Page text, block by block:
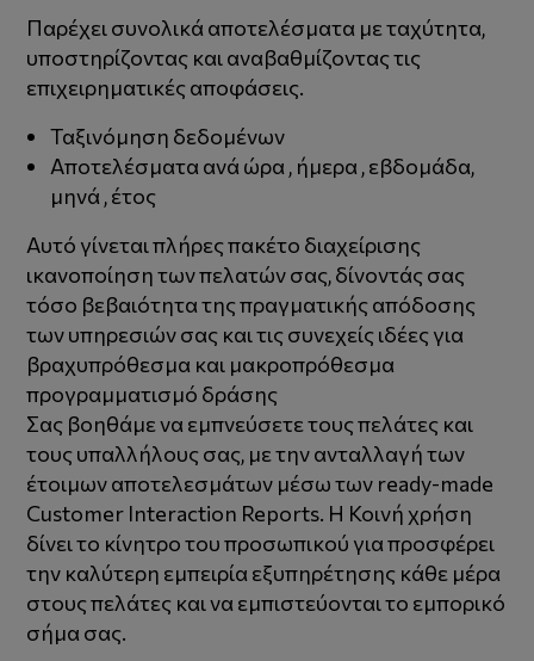
Παρέχει συνολικά αποτελέσματα με ταχύτητα,
υποστηρίζοντας και αναβαθμίζοντας τις
επιχειρηματικές αποφάσεις.
Ταξινόμηση δεδομένων
Αποτελέσματα ανά ώρα , ήμερα , εβδομάδα,
μηνά , έτος
Αυτό γίνεται πλήρες πακέτο διαχείρισης
ικανοποίηση των πελατών σας, δίνοντάς σας
τόσο βεβαιότητα της πραγματικής απόδοσης
των υπηρεσιών σας και τις συνεχείς ιδέες για
βραχυπρόθεσμα και μακροπρόθεσμα
προγραμματισμό δράσης
Σας βοηθάμε να εμπνεύσετε τους πελάτες και
τους υπαλλήλους σας, με την ανταλλαγή των
έτοιμων αποτελεσμάτων μέσω των ready-made
Customer Interaction Reports. Η Κοινή χρήση
δίνει το κίνητρο του προσωπικού για προσφέρει
την καλύτερη εμπειρία εξυπηρέτησης κάθε μέρα
στους πελάτες και να εμπιστεύονται το εμπορικό
σήμα σας.